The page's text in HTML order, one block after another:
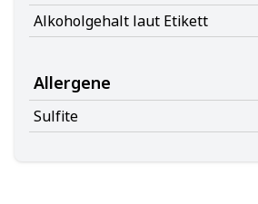
Alkoholgehalt laut Etikett
Allergene
Sulfite